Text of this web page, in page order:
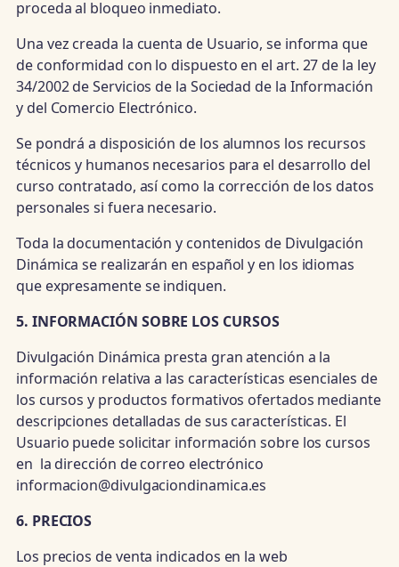
proceda al bloqueo inmediato.
Una vez creada la cuenta de Usuario, se informa que
de conformidad con lo dispuesto en el art. 27 de la ley
34/2002 de Servicios de la Sociedad de la Información
y del Comercio Electrónico.
Se pondrá a disposición de los alumnos los recursos
técnicos y humanos necesarios para el desarrollo del
curso contratado, así como la corrección de los datos
personales si fuera necesario.
Toda la documentación y contenidos de Divulgación
Dinámica se realizarán en español y en los idiomas
que expresamente se indiquen.
5. INFORMACIÓN SOBRE LOS CURSOS
Divulgación Dinámica presta gran atención a la
información relativa a las características esenciales de
los cursos y productos formativos ofertados mediante
descripciones detalladas de sus características. El
Usuario puede solicitar información sobre los cursos
en la dirección de correo electrónico
informacion@divulgaciondinamica.es
6. PRECIOS
Los precios de venta indicados en la web